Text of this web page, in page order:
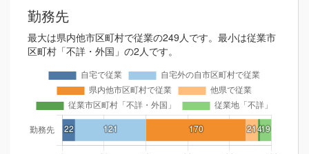
勤務先
最大は県内他市区町村で従業の249人です。最小は従業市
区町村「不詳・外国」の2人です。